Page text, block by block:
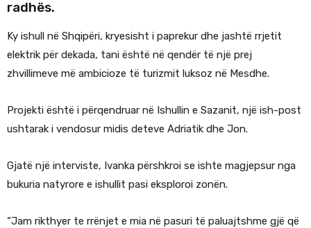
radhës.
Ky ishull në Shqipëri, kryesisht i paprekur dhe jashtë rrjetit
elektrik për dekada, tani është në qendër të një prej
zhvillimeve më ambicioze të turizmit luksoz në Mesdhe.
Projekti është i përqendruar në Ishullin e Sazanit, një ish-post
ushtarak i vendosur midis deteve Adriatik dhe Jon.
Gjatë një interviste, Ivanka përshkroi se ishte magjepsur nga
bukuria natyrore e ishullit pasi eksploroi zonën.
“Jam rikthyer te rrënjet e mia në pasuri të paluajtshme gjë që